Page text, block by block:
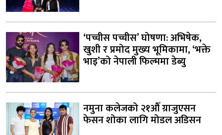
‘पच्चीस पच्चीस’ घोषणा: अभिषेक,
खुशी र प्रमोद मुख्य भूमिकामा, ‘भक्ते
भाइ’को नेपाली फिल्ममा डेब्यु
नमुना कलेजको २१औँ ग्राजुएसन
फेसन शोका लागि मोडल अडिसन